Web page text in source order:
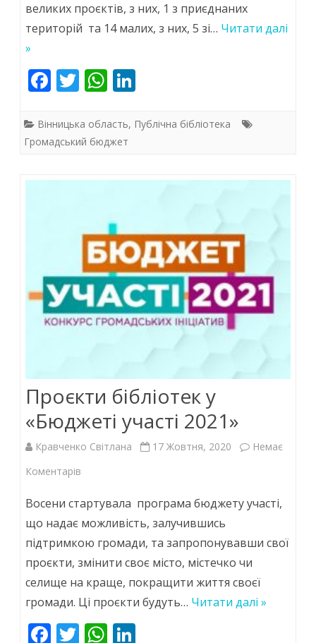
Бюджеті
Вінницької
громади
великих проєктів, з них, 1 з приєднаних
територій та 14 малих, з них, 5 зі… Читати далі
»
F
e
b
T
itt
er
W
at
s
p
k
Вінницька область, Публічна бібліотека
Громадський бюджет
Проєкти бібліотек у
«Бюджеті участі 2021»
Кравченко Світлана 17 Жовтня, 2020
Немає
Коментарів
бібліотек
у
«Бюджеті
Восени стартувала програма бюджету участі,
що надає можливість, залучившись
підтримкою громади, та запропонувавши свої
проєкти, змінити своє місто, містечко чи
селище на краще, покращити життя своєї
громади. Ці проєкти будуть… Читати далі »
F T W